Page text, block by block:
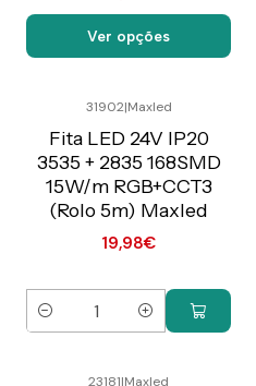
Ver opções
C/IVA
31902|Maxled
Fita LED 24V IP20
3535 + 2835 168SMD
15W/m RGB+CCT3
(Rolo 5m) Maxled
19,98€
Quantidade
23181|Maxled